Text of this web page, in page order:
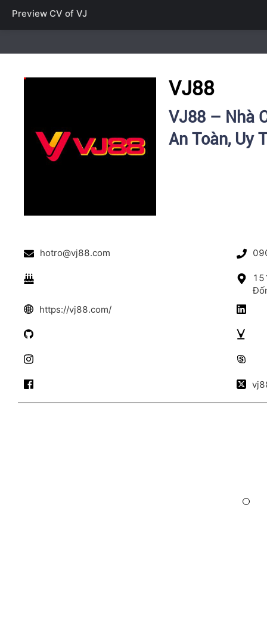
Preview CV of VJ
VJ88
VJ88 – Nhà
An Toàn, Uy